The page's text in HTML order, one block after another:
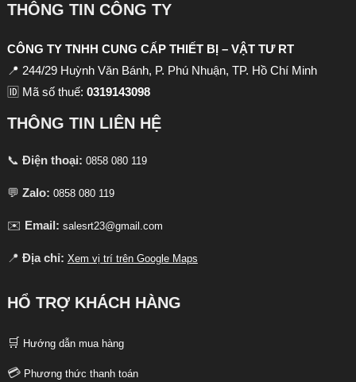
THÔNG TIN CÔNG TY
CÔNG TY TNHH CUNG CẤP THIẾT BỊ – VẬT TƯ RT
📍 244/29 Huỳnh Văn Bánh, P. Phú Nhuận, TP. Hồ Chí Minh
🆔 Mã số thuế: 0319143098
THÔNG TIN LIÊN HỆ
📞 Điện thoại: 0858 080 119
💬 Zalo: 0858 080 119
✉️ Email: salesrt23@gmail.com
📍 Địa chỉ: Xem vị trí trên Google Maps
HỔ TRỢ KHÁCH HÀNG
🛒 Hướng dẫn mua hàng
💳 Phương thức thanh toán